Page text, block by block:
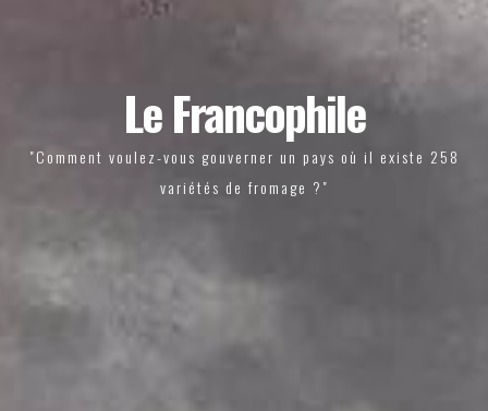
Le Francophile
"Comment voulez-vous gouverner un pays où il existe 258
variétés de fromage ?"